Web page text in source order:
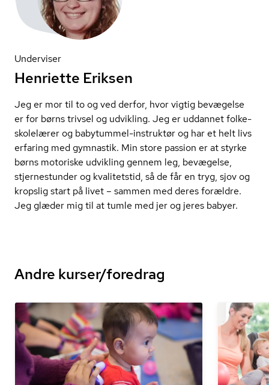
Underviser
Henriette Eriksen
Jeg er mor til to og ved derfor, hvor vigtig bevægelse
er for børns trivsel og udvikling. Jeg er uddannet fol­ke­
sko­le­læ­rer og babytummel-instruktør og har et helt livs
erfaring med gymnastik. Min store passion er at styrke
børns motoriske udvikling gennem leg, bevægelse,
stjernestunder og kvalitetstid, så de får en tryg, sjov og
kropslig start på livet – sammen med deres forældre.
Jeg glæder mig til at tumle med jer og jeres babyer.
Andre kurser/foredrag